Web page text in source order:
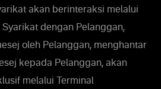
akan berinteraksi melalui
dengan Pelanggan,
oleh Pelanggan, menghantar
kepada Pelanggan, akan
melalui Terminal